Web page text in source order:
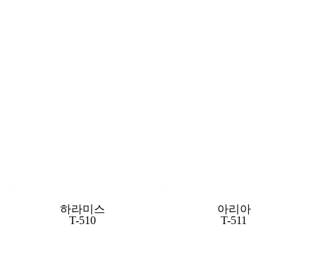
하라미스
T-510
아리아
T-511